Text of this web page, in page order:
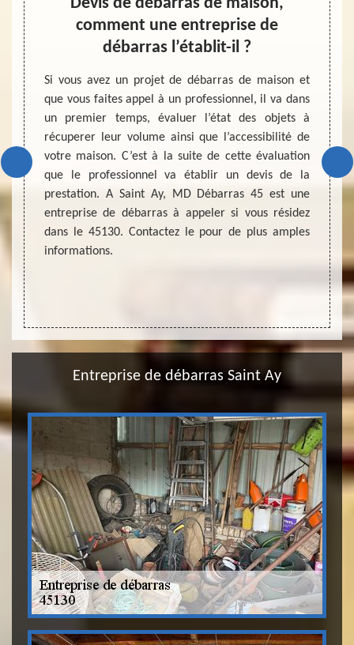
la
l’air.
du
les
eux
et
de
en
de
comment une entreprise de
débarras l’établit-il ?
Si vous avez un projet de débarras de maison et
que vous faites appel à un professionnel, il va dans
un premier temps, évaluer l’état des objets à
récuperer leur volume ainsi que l’accessibilité de
votre maison. C’est à la suite de cette évaluation
que le professionnel va établir un devis de la
prestation. A Saint Ay, MD Débarras 45 est une
entreprise de débarras à appeler si vous résidez
dans le 45130. Contactez le pour de plus amples
informations.
ne
pas
de
Entreprise de débarras Saint Ay